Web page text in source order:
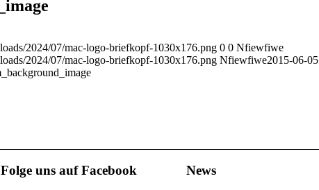
2024/07/mac-logo-briefkopf-1030x176.png 0 0 Nfiewfiwe
2024/07/mac-logo-briefkopf-1030x176.png Nfiewfiwe2015-06-05
Folge uns auf Facebook News